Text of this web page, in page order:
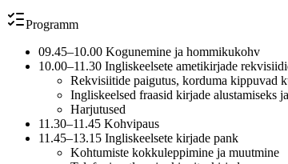
Programm
09.45–10.00 Kogunemine ja hommikukohv
10.00–11.30 Ingliskeelsete ametikirjade
Rekvisiitide paigutus, korduma kippuvad
Ingliskeelsed fraasid kirjade alustamiseks
Harjutused
11.30–11.45 Kohvipaus
11.45–13.15 Ingliskeelsete kirjade pank
Kohtumiste kokkuleppimine ja muutmine